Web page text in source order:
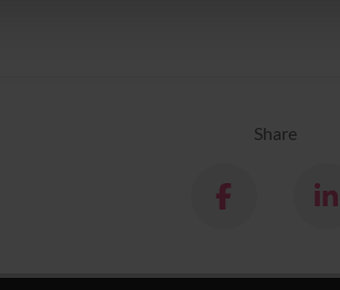
utilizzo dei loro servizi.
Share